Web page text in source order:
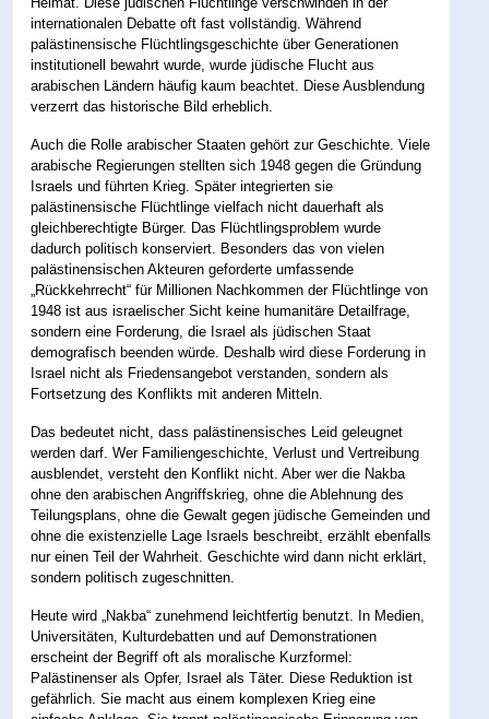
internationalen Debatte oft fast vollständig. Während
palästinensische Flüchtlingsgeschichte über Generationen
institutionell bewahrt wurde, wurde jüdische Flucht aus
arabischen Ländern häufig kaum beachtet. Diese Ausblendung
verzerrt das historische Bild erheblich.
Auch die Rolle arabischer Staaten gehört zur Geschichte. Viele
arabische Regierungen stellten sich 1948 gegen die Gründung
Israels und führten Krieg. Später integrierten sie
palästinensische Flüchtlinge vielfach nicht dauerhaft als
gleichberechtigte Bürger. Das Flüchtlingsproblem wurde
dadurch politisch konserviert. Besonders das von vielen
palästinensischen Akteuren geforderte umfassende
„Rückkehrrecht“ für Millionen Nachkommen der Flüchtlinge von
1948 ist aus israelischer Sicht keine humanitäre Detailfrage,
sondern eine Forderung, die Israel als jüdischen Staat
demografisch beenden würde. Deshalb wird diese Forderung in
Israel nicht als Friedensangebot verstanden, sondern als
Fortsetzung des Konflikts mit anderen Mitteln.
Das bedeutet nicht, dass palästinensisches Leid geleugnet
werden darf. Wer Familiengeschichte, Verlust und Vertreibung
ausblendet, versteht den Konflikt nicht. Aber wer die Nakba
ohne den arabischen Angriffskrieg, ohne die Ablehnung des
Teilungsplans, ohne die Gewalt gegen jüdische Gemeinden und
ohne die existenzielle Lage Israels beschreibt, erzählt ebenfalls
nur einen Teil der Wahrheit. Geschichte wird dann nicht erklärt,
sondern politisch zugeschnitten.
Heute wird „Nakba“ zunehmend leichtfertig benutzt. In Medien,
Universitäten, Kulturdebatten und auf Demonstrationen
erscheint der Begriff oft als moralische Kurzformel:
Palästinenser als Opfer, Israel als Täter. Diese Reduktion ist
gefährlich. Sie macht aus einem komplexen Krieg eine